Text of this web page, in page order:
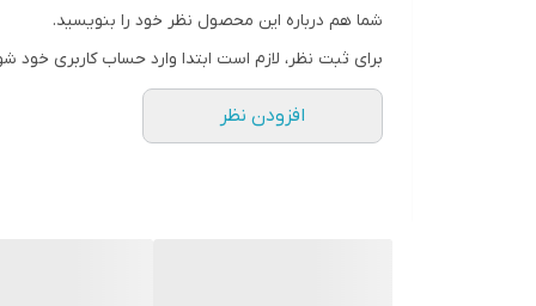
روش استفاده : ابتدا پوست باید تمیز و مرطوب
جواب را بگیرید
شما هم درباره این محصول نظر خود را بنویسید.
برای ثبت نظر، لازم است ابتدا وارد حساب کاربری خود
افزودن نظر